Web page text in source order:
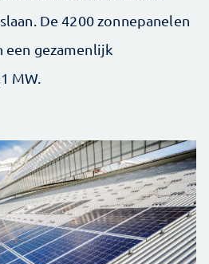
De 4200 zonnepanelen
een gezamenlijk
MW.